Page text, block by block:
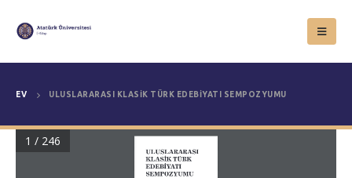
EV ULUSLARARASI KLASİK TÜRK EDEBİYATI SEMPOZYUMU
ULUSLARARASI
KLASİK TÜRK
EDEBİYATI
SEMPOZYUMU
1 / 246